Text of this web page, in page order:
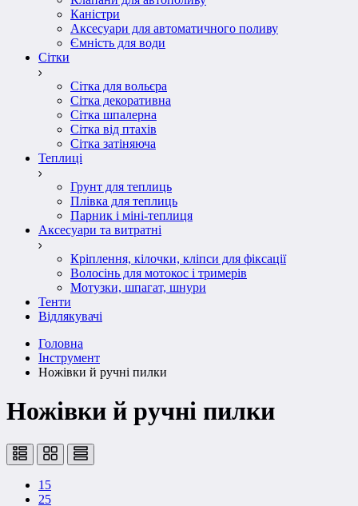
Каністри
Аксесуари для автоматичного поливу
Ємність для води
Сітки
Сітка для вольєра
Сітка декоративна
Сітка шпалерна
Сітка від птахів
Сітка затіняюча
Теплиці
Грунт для теплиць
Плівка для теплиць
Парник і міні-теплиця
Аксесуари та витратні
Кріплення, кілочки, кліпси для фіксації
Волосінь для мотокос і тримерів
Мотузки, шпагат, шнури
Тенти
Відлякувачі
Головна
Інструмент
Ножівки й ручні пилки
Ножівки й ручні пилки
15
25